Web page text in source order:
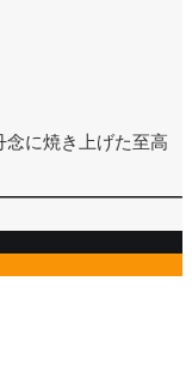
に焼き上げた至高